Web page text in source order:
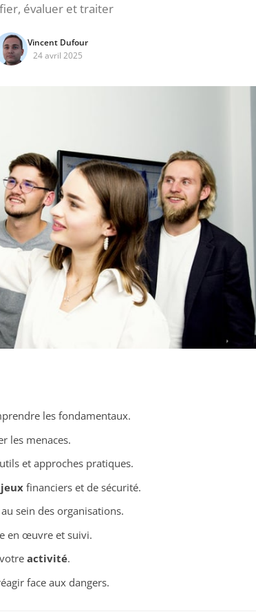
évaluer et traiter
Vincent Dufour
24 avril 2025
les fondamentaux.
les menaces.
et approches pratiques.
financiers et de sécurité.
sein des organisations.
en œuvre et suivi.
activité.
face aux dangers.